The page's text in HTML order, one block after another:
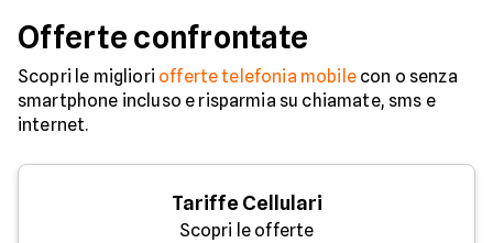
Offerte confrontate
Scopri le migliori offerte telefonia mobilecon o senza
smartphone incluso e risparmia su chiamate, sms e
internet.
Tariffe Cellulari
Scopri le offerte